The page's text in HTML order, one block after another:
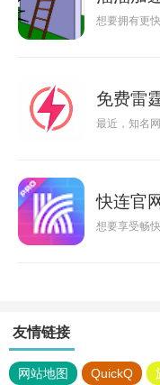
想要拥有更
免费雷
最近，知名
快连官
想要享受畅
友情链接
网站地图 QuickQ